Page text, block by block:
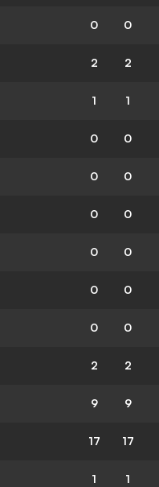
0 0
2 2
1 1
0 0
0 0
0 0
0 0
0 0
0 0
2 2
9 9
17 17
1 1